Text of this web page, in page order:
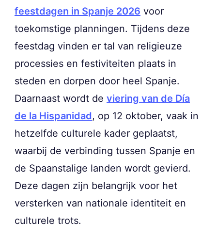
feestdagen in Spanje 2026 voor
toekomstige planningen. Tijdens deze
feestdag vinden er tal van religieuze
processies en festiviteiten plaats in
steden en dorpen door heel Spanje.
Daarnaast wordt de viering van de Día
de la Hispanidad, op 12 oktober, vaak in
hetzelfde culturele kader geplaatst,
waarbij de verbinding tussen Spanje en
de Spaanstalige landen wordt gevierd.
Deze dagen zijn belangrijk voor het
versterken van nationale identiteit en
culturele trots.